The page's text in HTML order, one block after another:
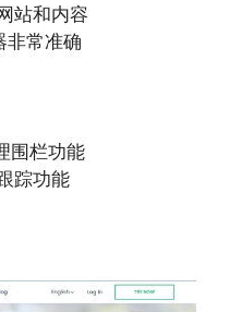
站和内容
非常准确
围栏功能
踪功能